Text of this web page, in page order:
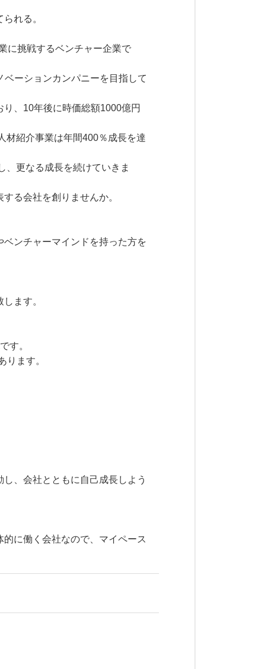
れる。
に挑戦するベンチャー企業で
ーションカンパニーを目指して
、10年後に時価総額1000億円
材紹介事業は年間400％成長を達
、更なる成長を続けていきま
る会社を創りませんか。
ベンチャーマインドを持った方を
ます。
す。
ります。
、会社とともに自己成長しよう
に働く会社なので、マイペース